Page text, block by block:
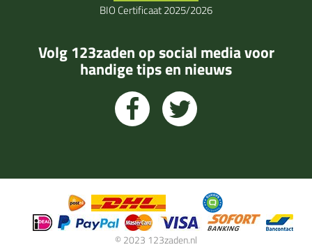
BIO Certificaat 2025/2026
Volg 123zaden op social media voor
handige tips en nieuws
© 2023 123zaden.nl